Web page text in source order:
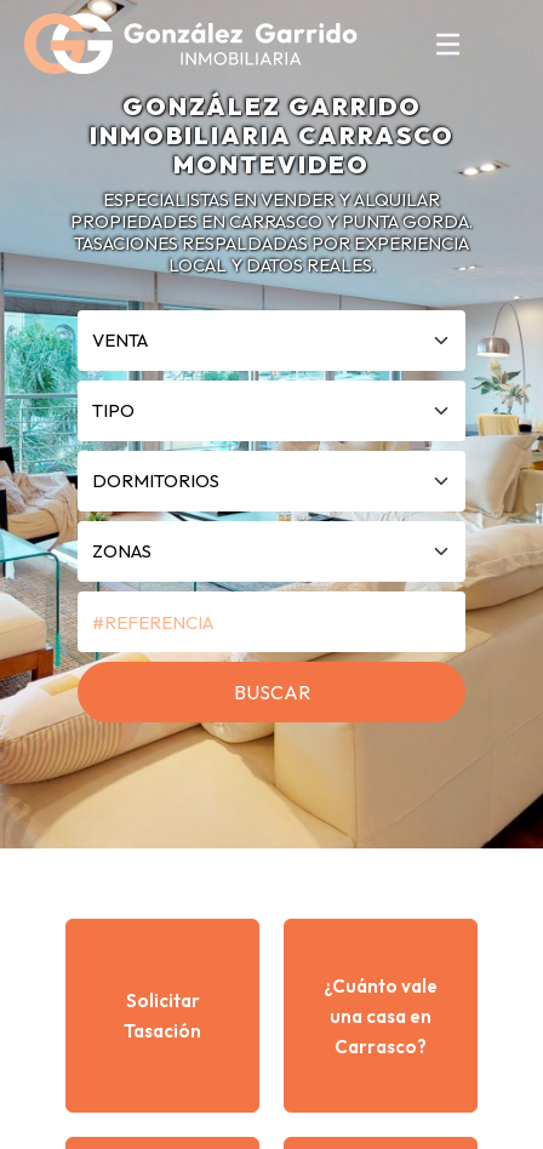
GONZÁLEZ GARRIDO
INMOBILIARIA CARRASCO
MONTEVIDEO
ESPECIALISTAS EN VENDER Y ALQUILAR
PROPIEDADES EN CARRASCO Y PUNTA GORDA.
TASACIONES RESPALDADAS POR EXPERIENCIA
LOCAL Y DATOS REALES.
Solicitar
Tasación
¿Cuánto vale
una casa en
Carrasco?